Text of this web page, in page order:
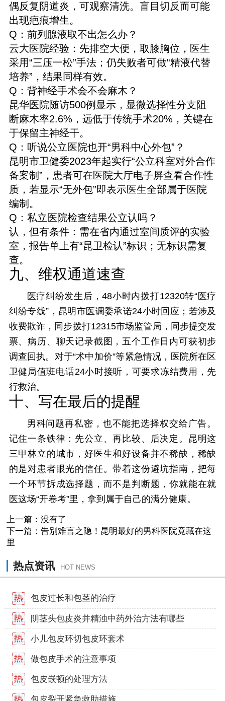
偶反复阴道炎，可观察清洗。盲目切反而可能
出现疤痕增生。
Q：前列腺液取不出怎么办？
云大医院经验：先排空大便，取膝胸位，医生
采用“三压一松”手法；仍失败者可做“精液代替
培养”，结果同样有效。
Q：背神经手术会不会麻木？
昆华医院随访500例显示，显微选择性分支阻
断麻木率2.6%，远低于传统手术20%，关键在
于保留主神经干。
Q：听说公立医院也开“男科中心外包”？
昆明市卫健委2023年起实行“公立科室对外合作
备案制”，患者可在医院大厅电子屏查看合作性
质，若显示“无外包”即表示医生全部属于医院
编制。
Q：私立医院检查结果公立认吗？
认，但有条件：需在省内通过室间质评的实验
室，报告单上有“昆卫检认”标识；无标识需复
查。
九、维权通道速查
医疗纠纷发生后，48小时内拨打12320转“医疗
纠纷专线”，昆明市医调委承诺24小时回应；若涉及
收费欺诈，同步拨打12315市场监管局，同步提交发
票、病历、聊天记录截图，五个工作日内可获初步
调查回执。对于“术中加价”等紧急情况，医院所在区
卫健局值班电话24小时接听，可要求冻结费用，先
行救治。
十、写在最后的提醒
男科问题再私密，也不能把选择权交给广告。
记住一条铁律：先公立、再比较、后决定。昆明这
三甲林立的城市，好医生和好设备并不稀缺，稀缺
的是对患者眼光的信任。带着这份避坑指南，把每
一个环节拆成选择题，而不是判断题，你就能在就
医这场“开卷考”里，拿到属于自己的满分健康。
上一篇：没有了
下一篇：告别难言之隐！昆明最好的男科医院竟藏在这
里
热点资讯 HOT NEWS
包皮过长和包茎的治疗
阴茎头包皮炎并精浊中药外治方法有哪些
小儿包皮环切包皮环套术
做包皮手术的注意事项
包皮嵌顿的处理方法